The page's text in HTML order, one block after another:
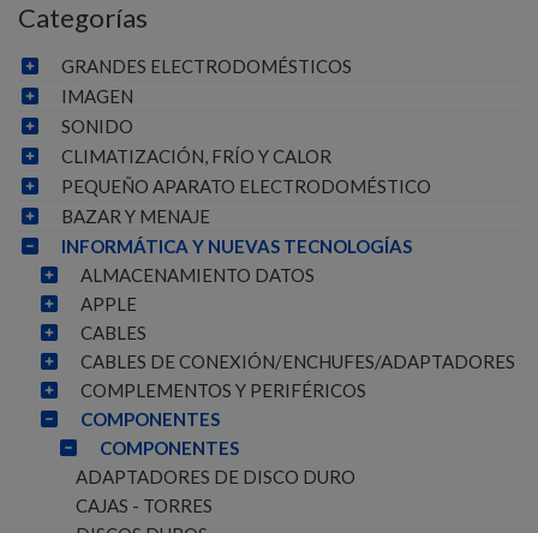
Categorías
GRANDES ELECTRODOMÉSTICOS
IMAGEN
SONIDO
CLIMATIZACIÓN, FRÍO Y CALOR
PEQUEÑO APARATO ELECTRODOMÉSTICO
BAZAR Y MENAJE
INFORMÁTICA Y NUEVAS TECNOLOGÍAS
ALMACENAMIENTO DATOS
APPLE
CABLES
CABLES DE CONEXIÓN/ENCHUFES/ADAPTADORES
COMPLEMENTOS Y PERIFÉRICOS
COMPONENTES
COMPONENTES
ADAPTADORES DE DISCO DURO
CAJAS - TORRES